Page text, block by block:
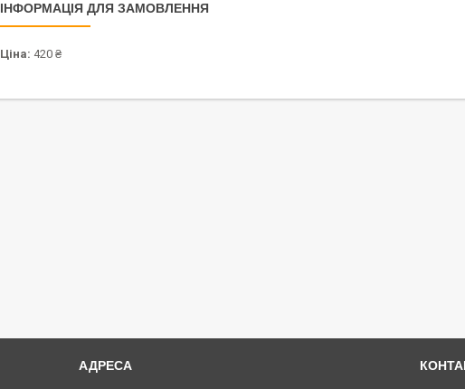
ІНФОРМАЦІЯ ДЛЯ ЗАМОВЛЕННЯ
Ціна: 420 ₴